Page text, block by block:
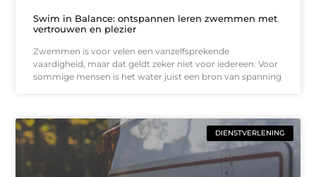
Swim in Balance: ontspannen leren zwemmen met
vertrouwen en plezier
Zwemmen is voor velen een vanzelfsprekende
vaardigheid, maar dat geldt zeker niet voor iedereen. Voor
sommige mensen is het water juist een bron van spanning
DIENSTVERLENING